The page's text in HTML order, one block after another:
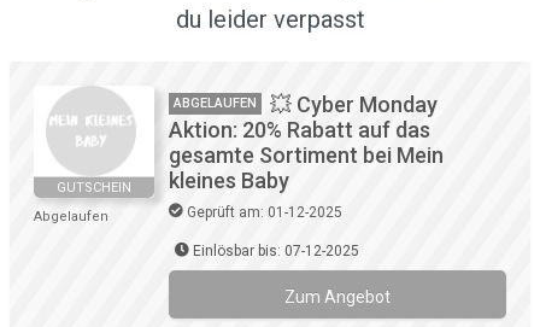
du leider verpasst
GUTSCHEIN
Abgelaufen
ABGELAUFEN
💥 Cyber Monday
Aktion: 20% Rabatt auf das
gesamte Sortiment bei Mein
kleines Baby
Geprüft am: 01-12-2025
Einlösbar bis: 07-12-2025
Zum Angebot